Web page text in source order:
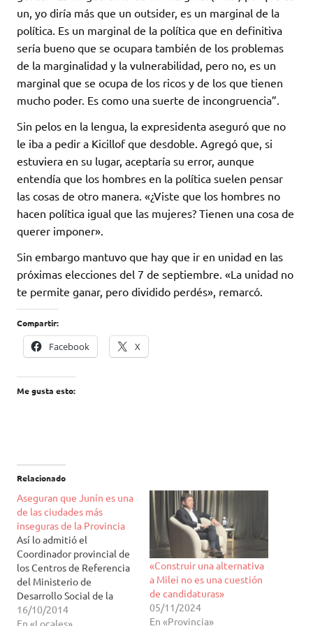
un, yo diría más que un outsider, es un marginal de la
política. Es un marginal de la política que en definitiva
sería bueno que se ocupara también de los problemas
de la marginalidad y la vulnerabilidad, pero no, es un
marginal que se ocupa de los ricos y de los que tienen
mucho poder. Es como una suerte de incongruencia”.
Sin pelos en la lengua, la expresidenta aseguró que no
le iba a pedir a Kicillof que desdoble. Agregó que, si
estuviera en su lugar, aceptaría su error, aunque
entendía que los hombres en la política suelen pensar
las cosas de otro manera. «¿Viste que los hombres no
hacen política igual que las mujeres? Tienen una cosa de
querer imponer».
Sin embargo mantuvo que hay que ir en unidad en las
próximas elecciones del 7 de septiembre. «La unidad no
te permite ganar, pero dividido perdés», remarcó.
Compartir:
Facebook X
Me gusta esto:
Relacionado
Aseguran que Junín es una
de las ciudades más
inseguras de la Provincia
Así lo admitió el
Coordinador provincial de
los Centros de Referencia
del Ministerio de
Desarrollo Social de la
Nación y Concejal del FPV,
Gustavo Traverso. El
16/10/2014
En «Locales»
«Construir una alternativa
a Milei no es una cuestión
de candidaturas»
05/11/2024
En «Provincia»